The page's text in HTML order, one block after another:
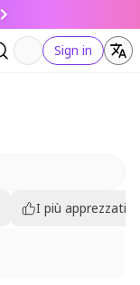
Sign in
I più apprezzati